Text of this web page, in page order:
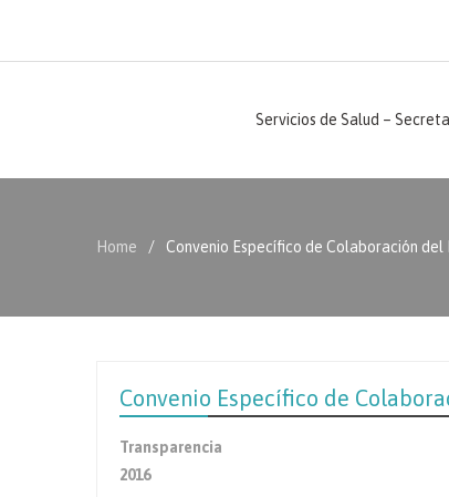
Servicios de Salud –
Home Convenio Específico de Colaboración
Convenio Específico de
Transparencia
2016